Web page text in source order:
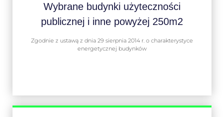
Wybrane budynki użyteczności
publicznej i inne powyżej 250m2
Zgodnie z ustawą z dnia 29 sierpnia 2014 r. o charakterystyce
energetycznej budynków